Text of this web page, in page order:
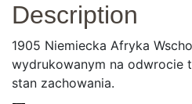
Description
1905 Niemiecka Afryka
wydrukowanym na odwrocie
stan zachowania.